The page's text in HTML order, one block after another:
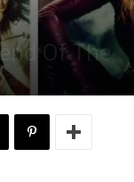
Of The